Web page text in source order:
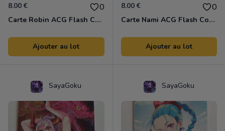
8.00 € 0
Carte Robin ACG Flash Colors
Ajouter au lot
8.00 € 0
Carte Nami ACG Flash Colors
Ajouter au lot
SayaGoku SayaGoku